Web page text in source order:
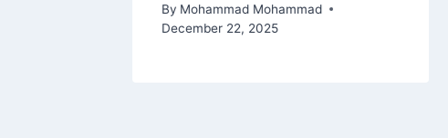
By Mohammad Mohammad
December 22, 2025